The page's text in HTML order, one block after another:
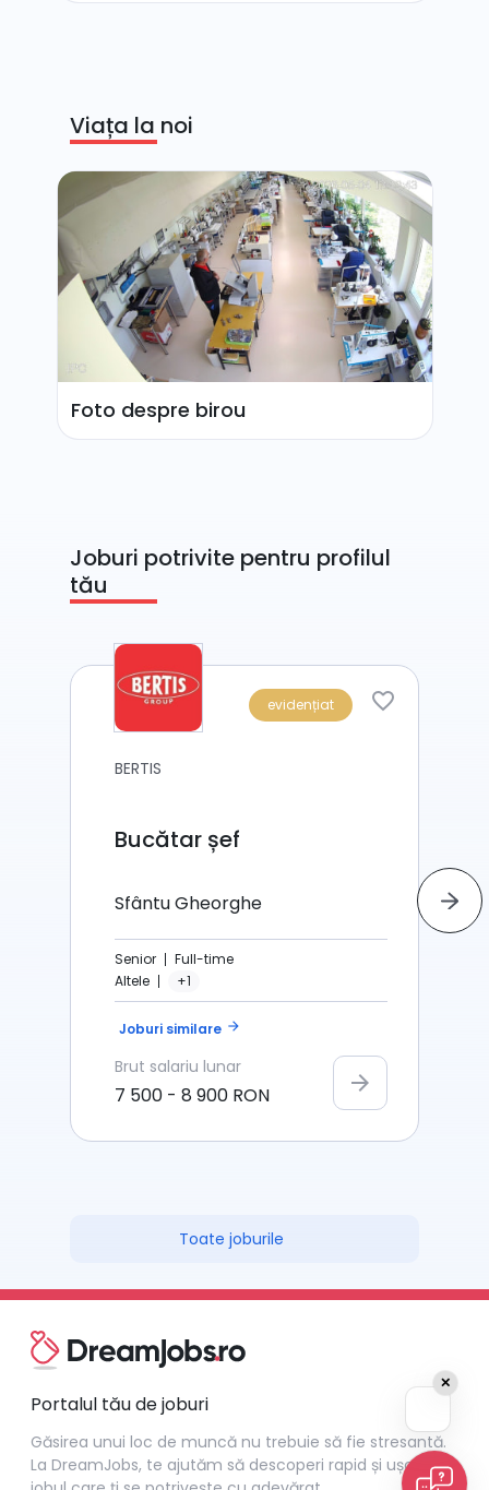
Viața la noi
Foto despre birou
Joburi potrivite pentru profilul
tău
evidențiat
BERTIS
Bucătar șef
Sfântu Gheorghe
Senior
Full-time
Altele
+1
Joburi similare arrow_forward
Brut salariu lunar
7 500 - 8 900 RON arrow_forward
Toate joburile
Portalul tău de joburi
Găsirea unui loc de muncă nu trebuie să fie stresantă.
La DreamJobs, te ajutăm să descoperi rapid și ușor
✕